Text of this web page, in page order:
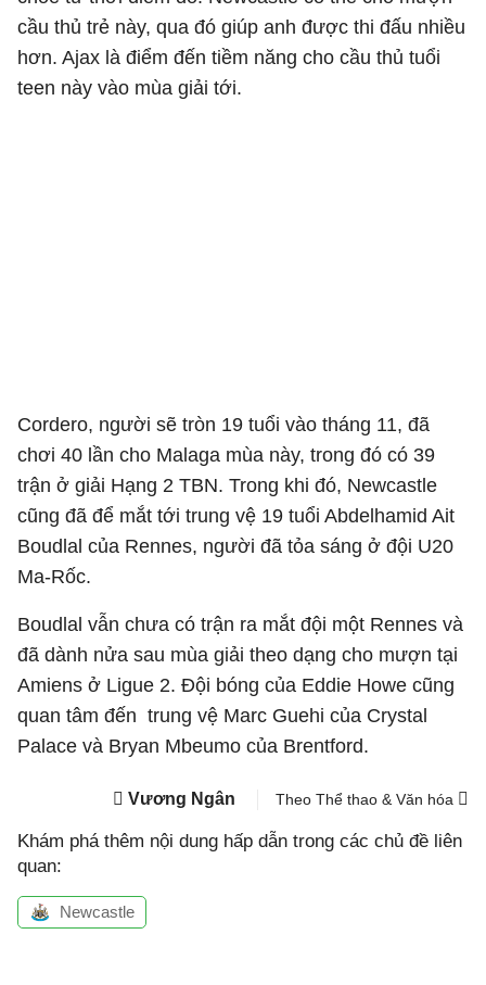
cầu thủ trẻ này, qua đó giúp anh được thi đấu nhiều
hơn. Ajax là điểm đến tiềm năng cho cầu thủ tuổi
teen này vào mùa giải tới.
Cordero, người sẽ tròn 19 tuổi vào tháng 11, đã
chơi 40 lần cho Malaga mùa này, trong đó có 39
trận ở giải Hạng 2 TBN. Trong khi đó, Newcastle
cũng đã để mắt tới trung vệ 19 tuổi Abdelhamid Ait
Boudlal của Rennes, người đã tỏa sáng ở đội U20
Ma-Rốc.
Boudlal vẫn chưa có trận ra mắt đội một Rennes và
đã dành nửa sau mùa giải theo dạng cho mượn tại
Amiens ở Ligue 2. Đội bóng của Eddie Howe cũng
quan tâm đến trung vệ Marc Guehi của Crystal
Palace và Bryan Mbeumo của Brentford.
Vương Ngân Theo Thể thao & Văn hóa
Khám phá thêm nội dung hấp dẫn trong các chủ đề liên
quan:
Newcastle